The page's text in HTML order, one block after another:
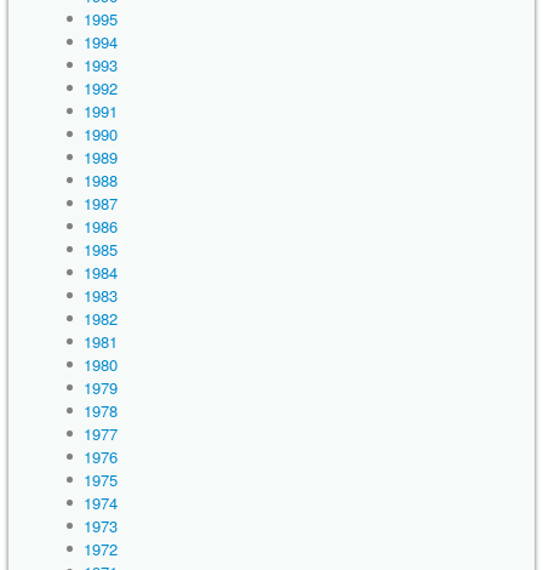
1995
1994
1993
1992
1991
1990
1989
1988
1987
1986
1985
1984
1983
1982
1981
1980
1979
1978
1977
1976
1975
1974
1973
1972